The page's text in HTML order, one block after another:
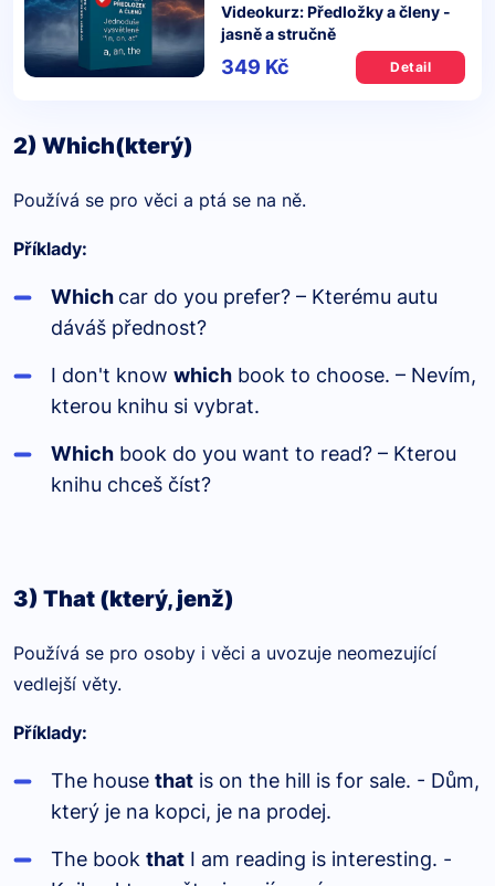
Videokurz: Předložky a členy -
jasně a stručně
349 Kč Detail
2) Which(který)
Používá se pro věci a ptá se na ně.
Příklady:
Which car do you prefer? – Kterému autu
dáváš přednost?
I don't know which book to choose. – Nevím,
kterou knihu si vybrat.
Which book do you want to read? – Kterou
knihu chceš číst?
3) That (který, jenž)
Používá se pro osoby i věci a uvozuje neomezující
vedlejší věty.
Příklady:
The house that is on the hill is for sale. - Dům,
který je na kopci, je na prodej.
The book that I am reading is interesting. -